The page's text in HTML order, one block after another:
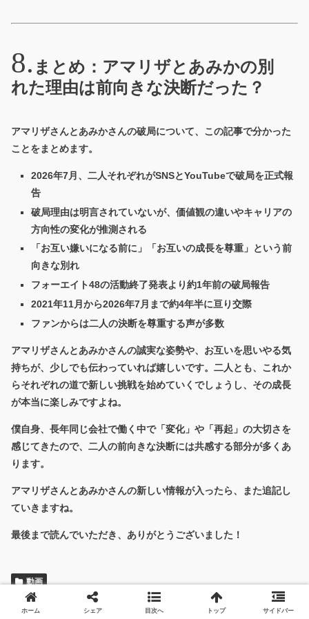
まとめ：アマリザとあみかの別
れた理由は前向きな決断だった？
アマリザさんとあみかさんの破局について、この記事で分かった
ことをまとめます。
2026年7月、二人それぞれがSNSとYouTubeで破局を正式報
告
破局理由は明言されていないが、価値観の違いやキャリアの
方向性の変化が推測される
「お互い嫌いになる前に」「お互いの成長を尊重」という前
向きな別れ
フォーエイト48の活動終了発表より約1年前の破局報告
2021年11月から2026年7月まで約4年半に亘り交際
ファンからは二人の決断を尊重する声が多数
アマリザさんとあみかさんの誠実な姿勢や、お互いを思いやる気
持ちが、少しでも伝わっていれば嬉しいです。二人とも、これか
らそれぞれの道で新しい挑戦を始めていくでしょうし、その成長
が本当に楽しみですよね。
僕自身、長年同じ会社で働く中で「変化」や「再起」の大切さを
感じてきたので、二人の前向きな決断には共感する部分が多くあ
ります。
アマリザさんとあみかさんの新しい情報が入ったら、また追記し
ていきますね。
最後まで読んでいただき、ありがとうございました！
動画
スポンサードリンク
ホーム シェア 目次へ トップ サイドバー